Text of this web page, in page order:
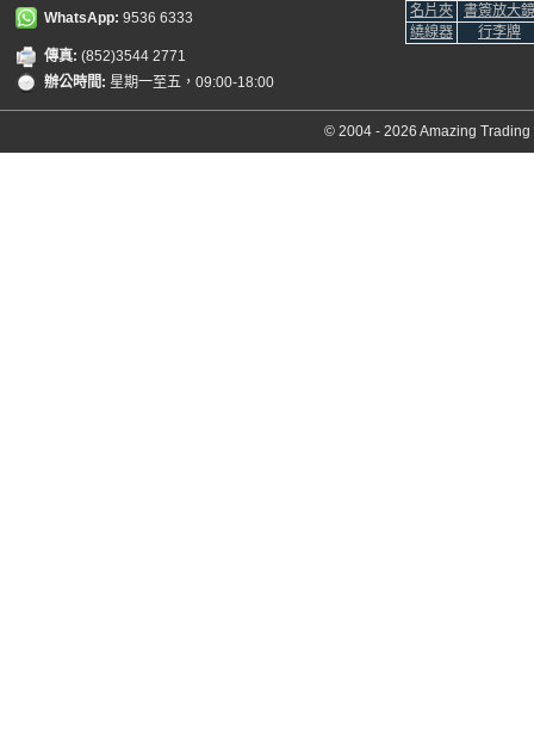
WhatsApp: 9536 6333
傳真: (852)3544 2771
辦公時間: 星期一至五，09:00-18:00
名片夾
書簽放大鏡
繞線器
行李牌
© 2004 - 2026 Amazing